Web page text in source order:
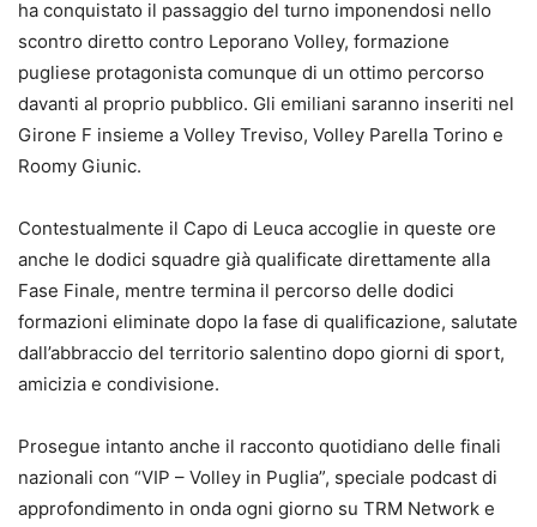
ha conquistato il passaggio del turno imponendosi nello
scontro diretto contro Leporano Volley, formazione
pugliese protagonista comunque di un ottimo percorso
davanti al proprio pubblico. Gli emiliani saranno inseriti nel
Girone F insieme a Volley Treviso, Volley Parella Torino e
Roomy Giunic.
Contestualmente il Capo di Leuca accoglie in queste ore
anche le dodici squadre già qualificate direttamente alla
Fase Finale, mentre termina il percorso delle dodici
formazioni eliminate dopo la fase di qualificazione, salutate
dall’abbraccio del territorio salentino dopo giorni di sport,
amicizia e condivisione.
Prosegue intanto anche il racconto quotidiano delle finali
nazionali con “VIP – Volley in Puglia”, speciale podcast di
approfondimento in onda ogni giorno su TRM Network e